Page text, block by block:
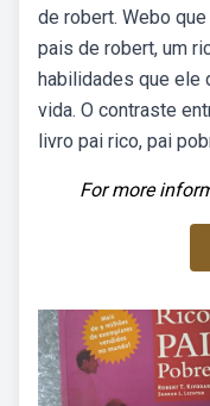
de robert. Webo
pais de robert, um
habilidades que ele
vida. O contraste
livro pai rico, pai
For more